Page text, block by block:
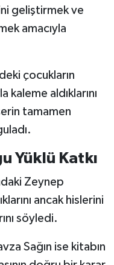
geliştirmek ve
amacıyla
çocukların
kaleme aldıklarını
tamamen
Yüklü Katkı
Zeynep
ancak hislerini
söyledi.
Sağın ise kitabın